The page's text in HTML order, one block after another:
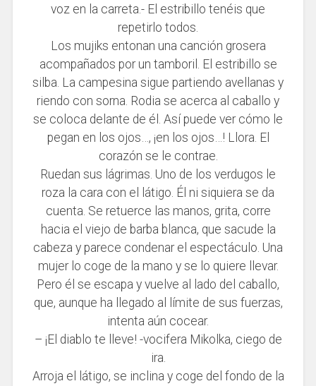
voz en la carreta.- El estribillo tenéis que
repetirlo todos.
Los mujiks entonan una canción grosera
acompañados por un tamboril. El estribillo se
silba. La campesina sigue partiendo avellanas y
riendo con sorna. Rodia se acerca al caballo y
se coloca delante de él. Así puede ver cómo le
pegan en los ojos…, ¡en los ojos…! Llora. El
corazón se le contrae.
Ruedan sus lágrimas. Uno de los verdugos le
roza la cara con el látigo. Él ni siquiera se da
cuenta. Se retuerce las manos, grita, corre
hacia el viejo de barba blanca, que sacude la
cabeza y parece condenar el espectáculo. Una
mujer lo coge de la mano y se lo quiere llevar.
Pero él se escapa y vuelve al lado del caballo,
que, aunque ha llegado al límite de sus fuerzas,
intenta aún cocear.
– ¡El diablo te lleve! -vocifera Mikolka, ciego de
ira.
Arroja el látigo, se inclina y coge del fondo de la